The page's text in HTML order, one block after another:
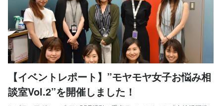
【イベントレポート】”モヤモヤ女子お悩み相
談室Vol.2”を開催しました！